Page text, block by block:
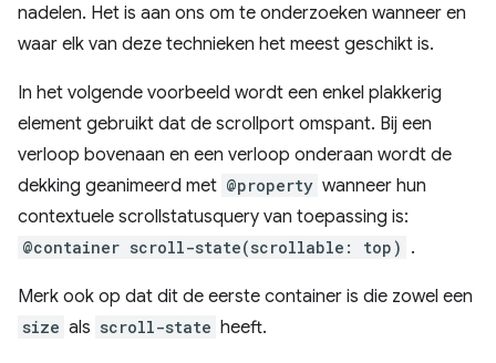
nadelen. Het is aan ons om te onderzoeken wanneer en
waar elk van deze technieken het meest geschikt is.
In het volgende voorbeeld wordt een enkel plakkerig
element gebruikt dat de scrollport omspant. Bij een
verloop bovenaan en een verloop onderaan wordt de
dekking geanimeerd met @property wanneer hun
contextuele scrollstatusquery van toepassing is:
@container scroll-state(scrollable: top) .
Merk ook op dat dit de eerste container is die zowel een
size als scroll-state heeft.